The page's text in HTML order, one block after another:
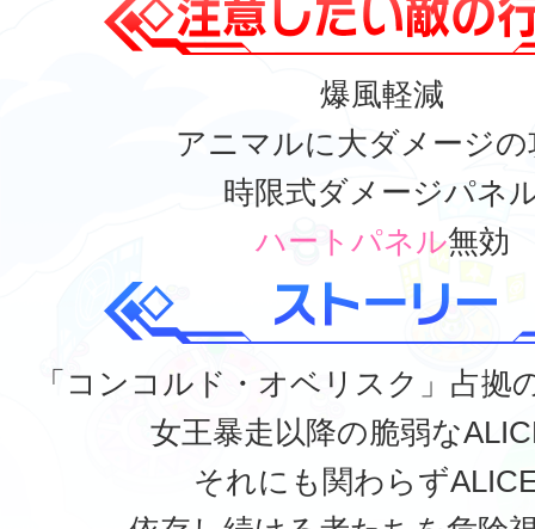
爆風軽減
アニマルに大ダメージの
時限式ダメージパネ
ハートパネル無効
「コンコルド・オベリスク」占拠
女王暴走以降の脆弱な
それにも関わらず